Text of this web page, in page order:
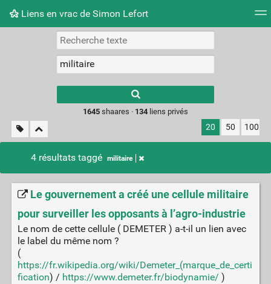
Liens en vrac de Simon Lefort
Nuage de tags Mur d'images
results.
1645shaares · 134liens privés
20 50 100
4 résultats taggé militaire
Le gouvernement a créé une cellule militaire
pour surveiller les opposants à l’agro-industrie
Le nom de cette cellule ( DEMETER ) a-t-il un lien avec
le label du même nom ?
(
https://fr.wikipedia.org/wiki/Demeter_(marque_de_certi
fication) / https://www.demeter.fr/biodynamie/ )